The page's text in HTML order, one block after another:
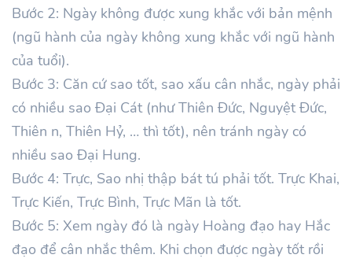
Bước 2: Ngày không được xung khắc với bản mệnh
(ngũ hành của ngày không xung khắc với ngũ hành
của tuổi).
Bước 3: Căn cứ sao tốt, sao xấu cân nhắc, ngày phải
có nhiều sao Đại Cát (như Thiên Đức, Nguyệt Đức,
Thiên n, Thiên Hỷ, … thì tốt), nên tránh ngày có
nhiều sao Đại Hung.
Bước 4: Trực, Sao nhị thập bát tú phải tốt. Trực Khai,
Trực Kiến, Trực Bình, Trực Mãn là tốt.
Bước 5: Xem ngày đó là ngày Hoàng đạo hay Hắc
đạo để cân nhắc thêm. Khi chọn được ngày tốt rồi